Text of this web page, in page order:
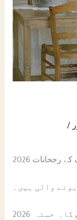
/
رجحانات 2026
2026 میں، بیکنگ میں تضاد نمایاں ہوگا۔ خستہ